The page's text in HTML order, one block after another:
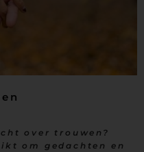
over trouwen?
om gedachten en